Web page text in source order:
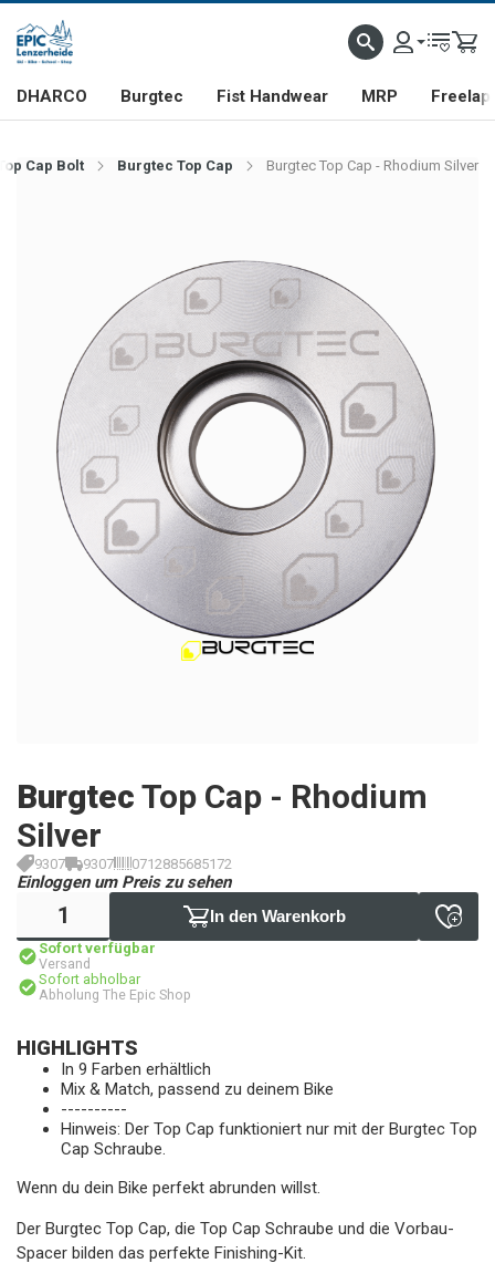
DHARCO Burgtec Fist Handwear MRP Freelap
Cap Bolt Burgtec Top Cap Burgtec Top Cap - Rhodium Silver
Burgtec Top Cap - Rhodium
Silver
9307 9307 0712885685172
Einloggen um Preis zu sehen
In den Warenkorb
Sofort verfügbar
Versand
Sofort abholbar
Abholung The Epic Shop
HIGHLIGHTS
In 9 Farben erhältlich
Mix & Match, passend zu deinem Bike
----------
Hinweis: Der Top Cap funktioniert nur mit der Burgtec Top
Cap Schraube.
Wenn du dein Bike perfekt abrunden willst.
Der Burgtec Top Cap, die Top Cap Schraube und die Vorbau-
Spacer bilden das perfekte Finishing-Kit.